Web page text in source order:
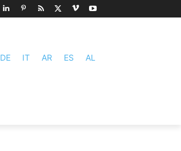
DE IT AR ES AL